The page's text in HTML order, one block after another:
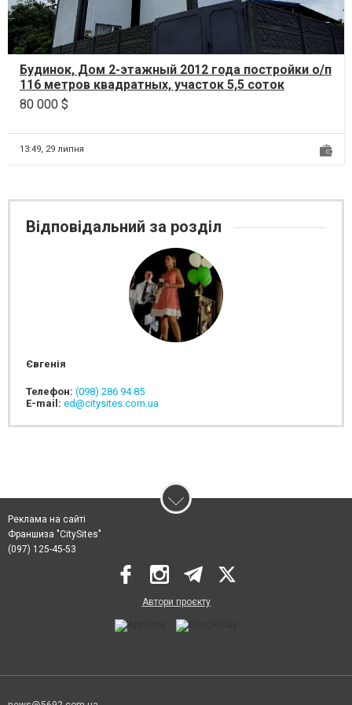
Будинок, Дом 2-этажный 2012 года постройки о/п
116 метров квадратных, участок 5,5 соток
(находится г...
80 000 $
13:49, 29 липня
Відповідальний за розділ
Євгенія
Телефон: (098) 286 94 85
E-mail: ed@citysites.com.ua
Реклама на сайті
Франшиза "CitySites"
(097) 125-45-53
Автори проєкту